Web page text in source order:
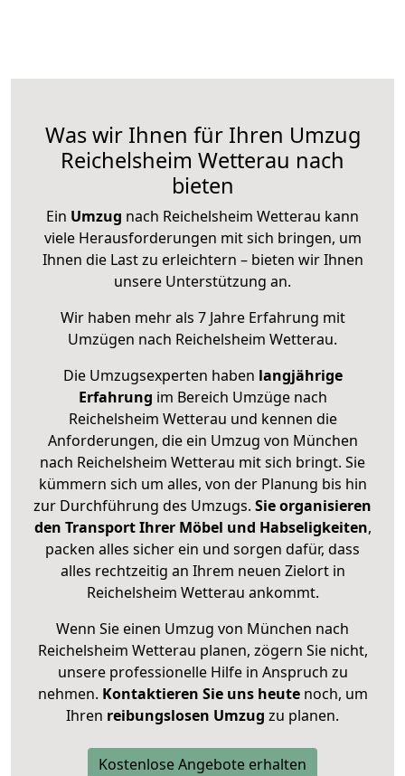
Was wir Ihnen für Ihren Umzug
Reichelsheim Wetterau nach
bieten
Ein Umzug nach Reichelsheim Wetterau kann
viele Herausforderungen mit sich bringen, um
Ihnen die Last zu erleichtern – bieten wir Ihnen
unsere Unterstützung an.
Wir haben mehr als 7 Jahre Erfahrung mit
Umzügen nach Reichelsheim Wetterau.
Die Umzugsexperten haben langjährige
Erfahrung im Bereich Umzüge nach
Reichelsheim Wetterau und kennen die
Anforderungen, die ein Umzug von München
nach Reichelsheim Wetterau mit sich bringt. Sie
kümmern sich um alles, von der Planung bis hin
zur Durchführung des Umzugs. Sie organisieren
den Transport Ihrer Möbel und Habseligkeiten,
packen alles sicher ein und sorgen dafür, dass
alles rechtzeitig an Ihrem neuen Zielort in
Reichelsheim Wetterau ankommt.
Wenn Sie einen Umzug von München nach
Reichelsheim Wetterau planen, zögern Sie nicht,
unsere professionelle Hilfe in Anspruch zu
nehmen. Kontaktieren Sie uns heutenoch, um
Ihren reibungslosen Umzug zu planen.
Kostenlose Angebote erhalten